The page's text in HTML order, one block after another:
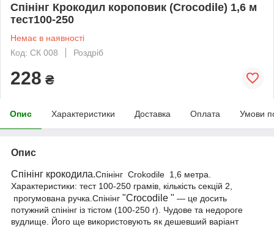
Спінінг Крокодил короповик (Crocodile) 1,6 м
тест100-250
Немає в наявності
Код: СК 008
Роздріб
228 ₴
Опис Характеристики Доставка Оплата Умови
Опис
Спінінг крокодила.Спінінг Crokodile 1,6 метра.
Характеристики: тест 100-250 грамів, кількість секцій 2,
прогумована ручка.Спінінг "Crocodile " — це досить
потужний спінінг із тістом (100-250 г). Чудове та недороге
вудлище. Його ще використовують як дешевший варіант